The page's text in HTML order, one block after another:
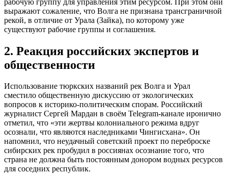
выражают сожаление, что Волга не признана трансграничной
рекой, в отличие от Урала (Зайка), по которому уже
существуют рабочие группы и соглашения.
2. Реакция российских экспертов и
общественности
Использование тюркских названий рек Волга и Урал
сместило общественную дискуссию от экологических
вопросов к историко-политическим спорам. Российский
журналист Сергей Мардан в своём Telegram-канале иронично
отметил, что «эти жертвы колониального режима вдруг
осознали, что являются наследниками Чингисхана». Он
напомнил, что неудачный советский проект по переброске
сибирских рек пробудил в россиянах осознание того, что
страна не должна быть постоянным донором водных ресурсов
для соседних республик.